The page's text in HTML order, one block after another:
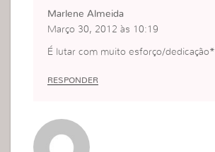
Marlene Almeida
Março 30, 2012 às 10:19
É lutar com muito esforço/dedicação*
RESPONDER